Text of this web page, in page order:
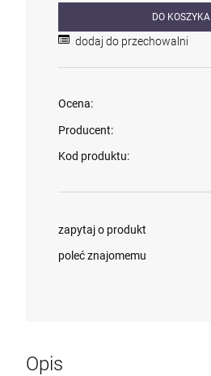
DO KOSZYKA
dodaj do przechowalni
Ocena:
Producent:
Kod produktu:
zapytaj o produkt
poleć znajomemu
Opis